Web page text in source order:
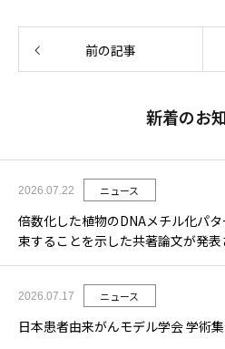
前の記事
新着のお
2026.07.22 ニュース
倍数化した植物のDNAメチル化パ
束することを示した共著論文が発表
2026.07.17 ニュース
日本患者由来がんモデル学会 学術